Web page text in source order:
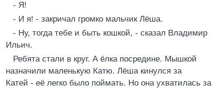
- Я!
- И я! - закричал громко мальчик Лёша.
- Ну, тогда тебе и быть кошкой, - сказал Владимир
Ильич.
Ребята стали в круг. А ёлка посредине. Мышкой
назначили маленькую Катю. Лёша кинулся за
Катей - её легко было поймать. Но она ухватилась за